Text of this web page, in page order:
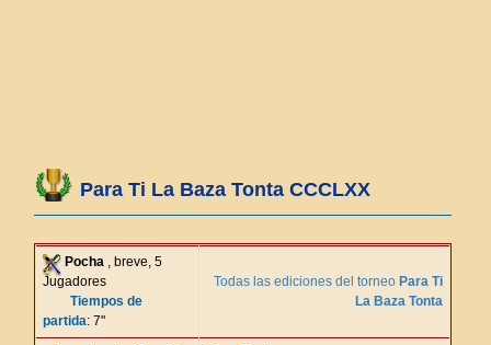
Para Ti La Baza Tonta CCCLXX
Pocha , breve, 5
Jugadores
Tiempos de
partida: 7"
Todas las ediciones del torneo Para Ti
La Baza Tonta